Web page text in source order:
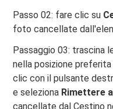
Passo 02: fare clic su
foto cancellate
Passaggio 03: trascina
nella posizione
clic con il pulsante
e seleziona Rimettere
cancellate dal Cestino